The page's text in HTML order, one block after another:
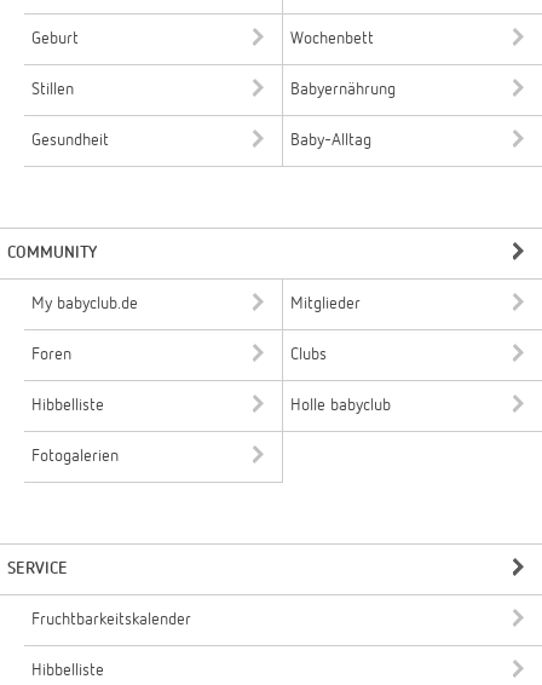
Geburt Wochenbett
Stillen Babyernährung
Gesundheit Baby-Alltag
COMMUNITY
My babyclub.de Mitglieder
Foren Clubs
Hibbelliste Holle babyclub
Fotogalerien
SERVICE
Fruchtbarkeitskalender
Hibbelliste